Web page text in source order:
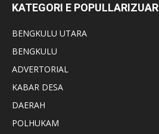
KATEGORI E POPULLARIZUAR
BENGKULU UTARA
BENGKULU
ADVERTORIAL
KABAR DESA
DAERAH
POLHUKAM